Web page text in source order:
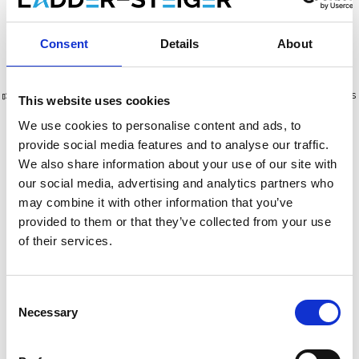
Consent Details About
This website uses cookies
We use cookies to personalise content and ads, to
provide social media features and to analyse our traffic.
We also share information about your use of our site with
our social media, advertising and analytics partners who
may combine it with other information that you’ve
provided to them or that they’ve collected from your use
of their services.
Selection
Necessary
Plus de 10 000 clients satisfaits
Livraison gratuite aux Pays-Bas